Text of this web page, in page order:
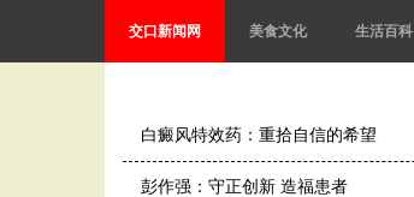
交口新闻网 美食文化 生活百科
白癜风特效药：重拾自信的希望
彭作强：守正创新 造福患者